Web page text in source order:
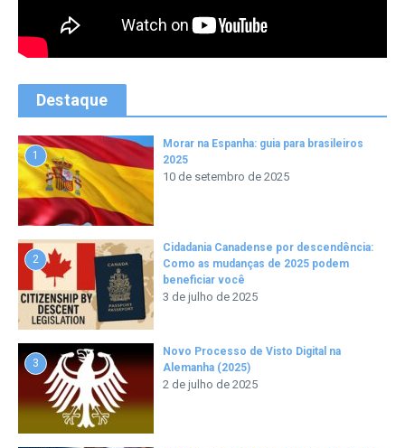
Destaque
1
Morar na Espanha: guia para brasileiros
2025
10 de setembro de 2025
2
Cidadania Canadense por descendência:
Como as mudanças de 2025 podem
beneficiar você
3 de julho de 2025
3
Novo Processo de Visto Digital na
Alemanha (2025)
2 de julho de 2025